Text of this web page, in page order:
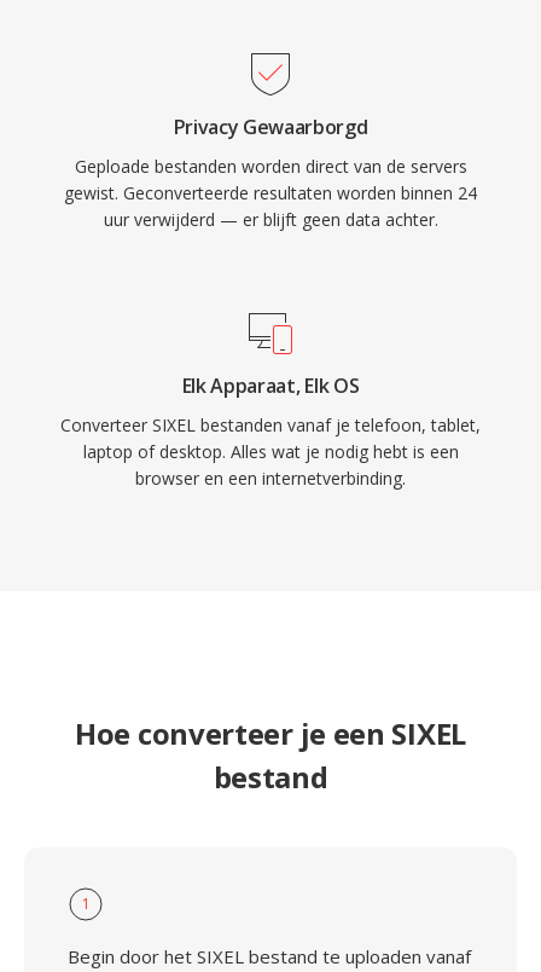
Privacy Gewaarborgd
Geploade bestanden worden direct van de servers
gewist. Geconverteerde resultaten worden binnen 24
uur verwijderd — er blijft geen data achter.
Elk Apparaat, Elk OS
Converteer SIXEL bestanden vanaf je telefoon, tablet,
laptop of desktop. Alles wat je nodig hebt is een
browser en een internetverbinding.
Hoe converteer je een SIXEL
bestand
1
Begin door het SIXEL bestand te uploaden vanaf